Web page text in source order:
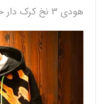
هودی 3 نخ کرک دار خاص